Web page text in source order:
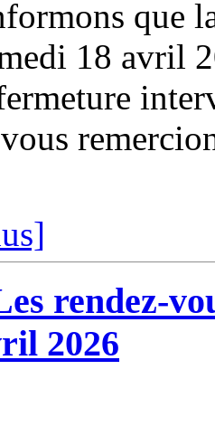
que
18 avril
rendez-
2026